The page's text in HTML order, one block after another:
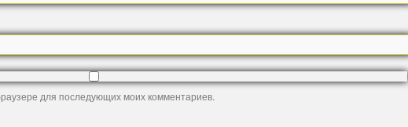
для последующих моих комментариев.